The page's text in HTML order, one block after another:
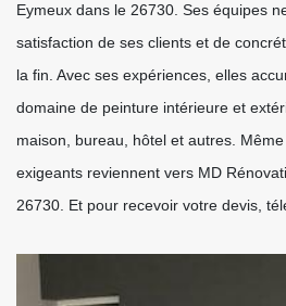
Eymeux dans le 26730. Ses équipes
satisfaction de ses clients et de
la fin. Avec ses expériences, elles
domaine de peinture intérieure et
maison, bureau, hôtel et autres.
exigeants reviennent vers MD
26730. Et pour recevoir votre devis,